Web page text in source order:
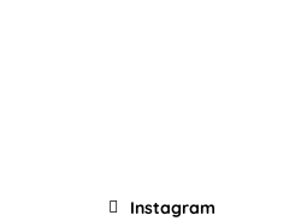
Instagram